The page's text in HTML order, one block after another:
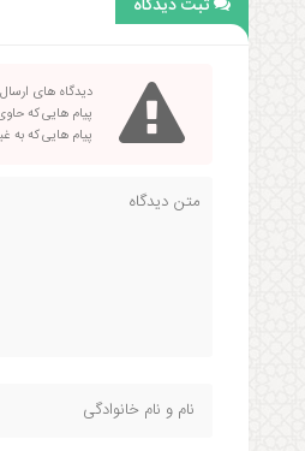
دیدگاه های
پیام هایی که
پیام هایی که به